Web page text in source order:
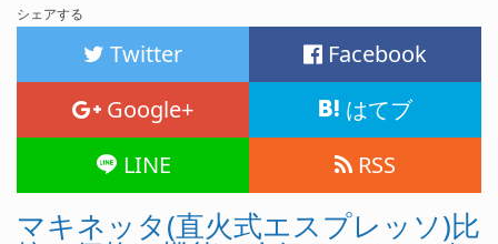
シェアする
Twitter
Facebook
Google+
はてブ
LINE
RSS
マキネッタ(直火式エスプレッソ)比